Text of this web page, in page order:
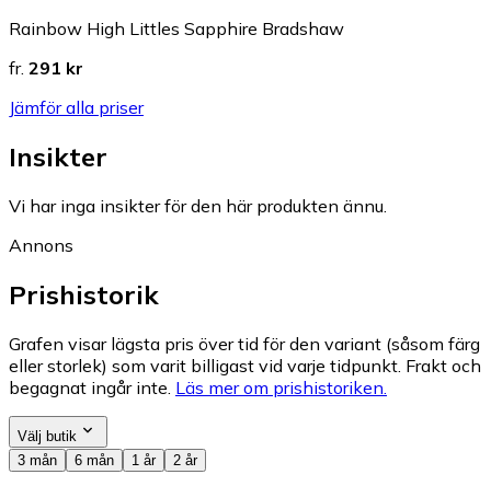
Rainbow High Littles Sapphire Bradshaw
fr. 291 kr
Jämför alla priser
Insikter
Vi har inga insikter för den här produkten ännu.
Annons
Prishistorik
Grafen visar lägsta pris över tid för den variant (såsom färg
eller storlek) som varit billigast vid varje tidpunkt. Frakt och
begagnat ingår inte. Läs mer om prishistoriken.
Välj butik
3 mån
6 mån 1 år 2 år